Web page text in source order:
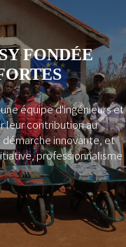
FONDÉE
équipe d'ingénieurs et
leur contribution au
innovante, et
professionnalisme
Next